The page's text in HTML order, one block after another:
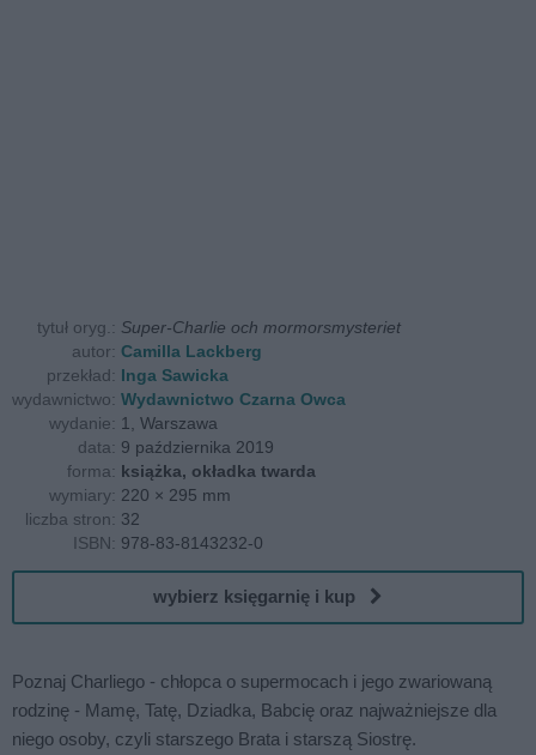
tytuł oryg.: Super-Charlie och mormorsmysteriet
autor: Camilla Lackberg
przekład: Inga Sawicka
wydawnictwo: Wydawnictwo Czarna Owca
wydanie: 1, Warszawa
data: 9 października 2019
forma: książka, okładka twarda
wymiary: 220 × 295 mm
liczba stron: 32
ISBN: 978-83-8143232-0
wybierz księgarnię i kup
Poznaj Charliego - chłopca o supermocach i jego zwariowaną
rodzinę - Mamę, Tatę, Dziadka, Babcię oraz najważniejsze dla
niego osoby, czyli starszego Brata i starszą Siostrę.